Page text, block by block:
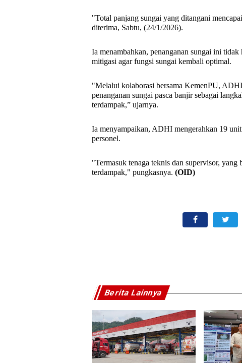
"Total panjang sungai yang ditangani
diterima, Sabtu, (24/1/2026).
Ia menambahkan, penanganan sungai ini
mitigasi agar fungsi sungai kembali optimal.
"Melalui kolaborasi bersama KemenPU,
penanganan sungai pasca banjir sebagai
terdampak,” ujarnya.
Ia menyampaikan, ADHI mengerahkan 19
personel.
"Termasuk tenaga teknis dan supervisor,
terdampak," pungkasnya. (OID)
Berita Lainnya